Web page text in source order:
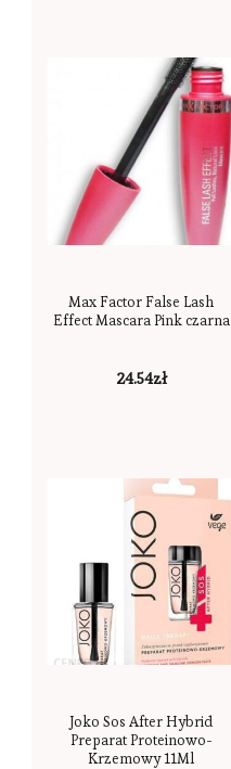
Max Factor False Lash
Effect Mascara Pink czarna
24.54zł
Joko Sos After Hybrid
Preparat Proteinowo-
Krzemowy 11Ml